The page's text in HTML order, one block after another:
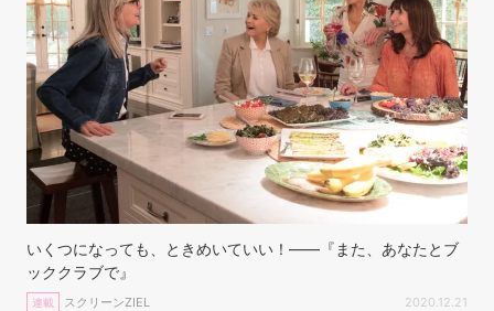
いくつになっても、ときめいていい！——『また、あなたとブ
ッククラブで』
連載 スクリーンZIEL 2020.12.21